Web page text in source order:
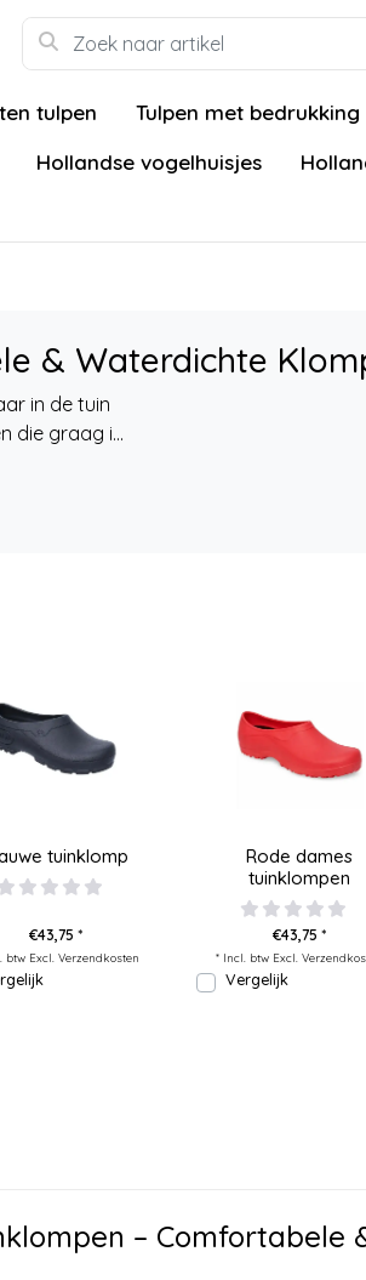
tulpen Tulpen met bedrukking
Hollandse vogelhuisjes
& Waterdichte
in de tuin
die graag i...
tuinklomp
€43,75 *
btw Excl. Verzendkosten
Rode dames
tuinklompen
€43,75 *
* Incl. btw Excl.
Vergelijk
– Comfortabele